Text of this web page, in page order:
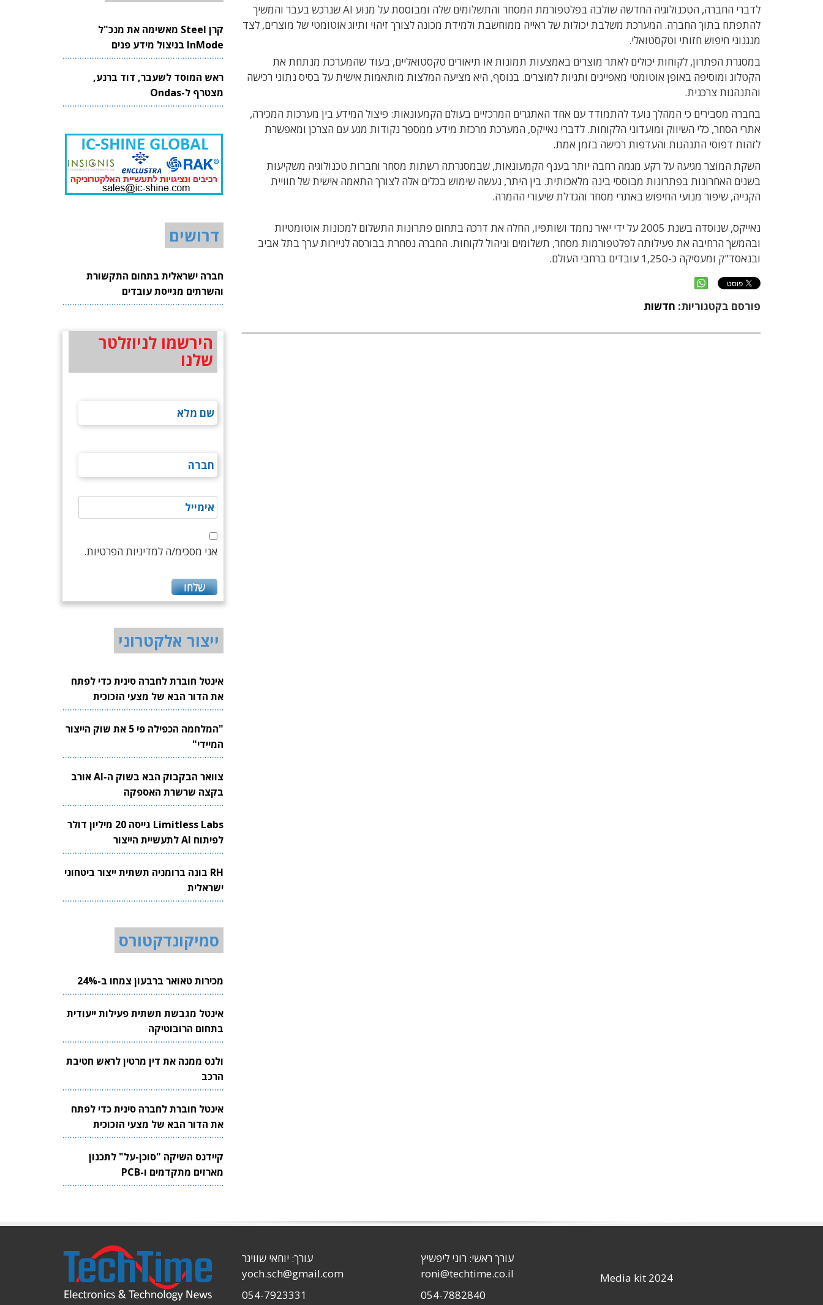
לדברי החברה, הטכנולוגיה החדשה שולבה בפלטפורמת המסחר והתשלומים שלה ומבוססת על מנוע AI שנרכש בעבר והמשיך
להתפתח בתוך החברה. המערכת משלבת יכולות של ראייה ממוחשבת ולמידת מכונה לצורך זיהוי ותיוג אוטומטי של מוצרים, לצד
מנגנוני חיפוש חזותי וטקסטואלי.
במסגרת הפתרון, לקוחות יכולים לאתר מוצרים באמצעות תמונות או תיאורים טקסטואליים, בעוד שהמערכת מנתחת את
הקטלוג ומוסיפה באופן אוטומטי מאפיינים ותגיות למוצרים. בנוסף, היא מציעה המלצות מותאמות אישית על בסיס נתוני רכישה
והתנהגות צרכנית.
בחברה מסבירים כי המהלך נועד להתמודד עם אחד האתגרים המרכזיים בעולם הקמעונאות: פיצול המידע בין מערכות המכירה,
אתרי הסחר, כלי השיווק ומועדוני הלקוחות. לדברי נאייקס, המערכת מרכזת מידע ממספר נקודות מגע עם הצרכן ומאפשרת
לזהות דפוסי התנהגות והעדפות רכישה בזמן אמת.
השקת המוצר מגיעה על רקע מגמה רחבה יותר בענף הקמעונאות, שבמסגרתה רשתות מסחר וחברות טכנולוגיה משקיעות
בשנים האחרונות בפתרונות מבוססי בינה מלאכותית. בין היתר, נעשה שימוש בכלים אלה לצורך התאמה אישית של חוויית
הקנייה, שיפור מנועי החיפוש באתרי מסחר והגדלת שיעורי ההמרה.
נאייקס, שנוסדה בשנת 2005 על ידי יאיר נחמד ושותפיו, החלה את דרכה בתחום פתרונות התשלום למכונות אוטומטיות
ובהמשך הרחיבה את פעילותה לפלטפורמות מסחר, תשלומים וניהול לקוחות. החברה נסחרת בבורסה לניירות ערך בתל אביב
ובנאסד"ק ומעסיקה כ-1,250 עובדים ברחבי העולם.
פורסם בקטגוריות: חדשות
קרן Steel מאשימה את מנכ"ל
InMode בניצול מידע פנים
ראש המוסד לשעבר, דוד ברנע,
מצטרף ל-Ondas
דרושים
חברה ישראלית בתחום התקשורת
והשרתים מגייסת עובדים
הירשמו לניוזלטר
שלנו
אני מסכימ/ה למדיניות הפרטיות.
ייצור אלקטרוני
אינטל חוברת לחברה סינית כדי לפתח
את הדור הבא של מצעי הזכוכית
לשבבים
"המלחמה הכפילה פי 5 את שוק הייצור
המיידי"
צוואר הבקבוק הבא בשוק ה-AI אורב
בקצה שרשרת האספקה
Limitless Labs גייסה 20 מיליון דולר
לפיתוח AI לתעשיית הייצור
RH בונה ברומניה תשתית ייצור ביטחוני
ישראלית
סמיקונדקטורס
מכירות טאואר ברבעון צמחו ב-24%
אינטל מגבשת תשתית פעילות ייעודית
בתחום הרובוטיקה
ולנס ממנה את דין מרטין לראש חטיבת
הרכב
אינטל חוברת לחברה סינית כדי לפתח
את הדור הבא של מצעי הזכוכית
לשבבים
קיידנס השיקה "סוכן-על" לתכנון
מארזים מתקדמים ו-PCB
Media kit 2024
עורך ראשי: רוני ליפשיץ
roni@techtime.co.il
054-7882840
עורך: יוחאי שוויגר
yoch.sch@gmail.com
054-7923331